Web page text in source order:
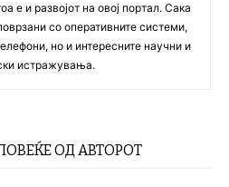
е и развојот на овој портал. Сака
со оперативните системи,
но и интересните научни и
истражувања.
ОД АВТОРОТ